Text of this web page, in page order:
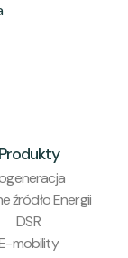
Produkty
źródło Energii
DSR
mobility